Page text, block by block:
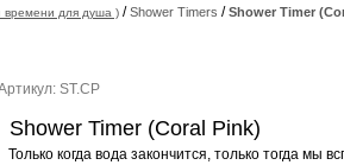
времени для душа ) /Shower Timers /Shower Timer
ST.CP
Shower Timer (Coral Pink)
Только когда вода закончится, только тогда мы